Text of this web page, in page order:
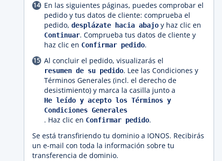
En las siguientes páginas, puedes comprobar el
pedido y tus datos de cliente: comprueba el
pedido, desplázate hacia abajo y haz clic en
Continuar. Comprueba tus datos de cliente y
haz clic en Confirmar pedido.
Al concluir el pedido, visualizarás el
resumen de su pedido. Lee las Condiciones y
Términos Generales (incl. el derecho de
desistimiento) y marca la casilla junto a
He leído y acepto los Términos y
Condiciones Generales
. Haz clic en Confirmar pedido.
Se está transfiriendo tu dominio a IONOS. Recibirás
un e-mail con toda la información sobre tu
transferencia de dominio.